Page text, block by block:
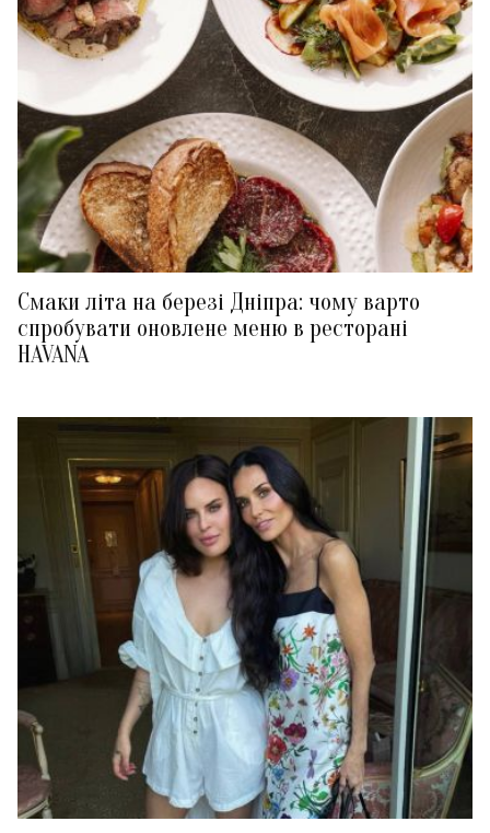
Смаки літа на березі Дніпра: чому варто
спробувати оновлене меню в ресторані
HAVANA